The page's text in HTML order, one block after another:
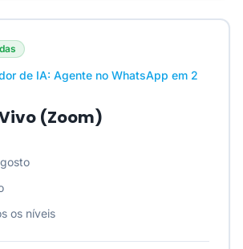
de IA: Agente no WhatsApp em 2
(Zoom)
os níveis